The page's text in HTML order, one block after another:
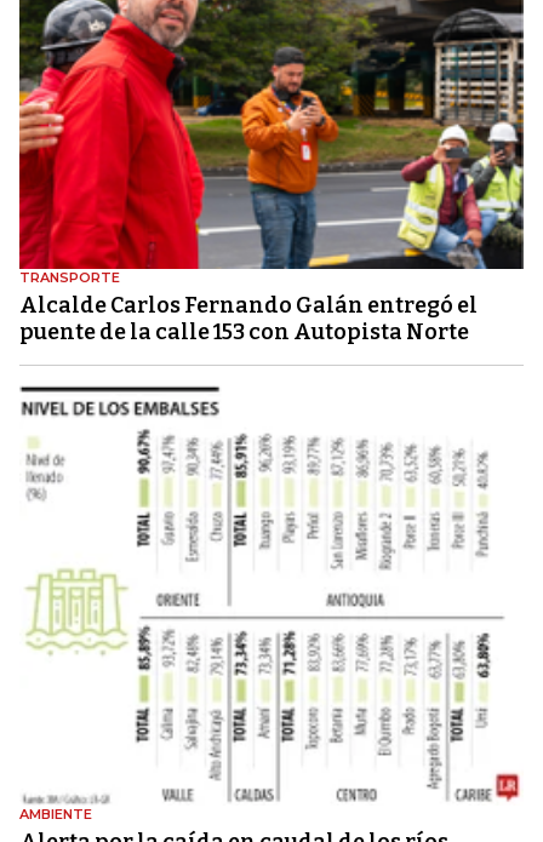
TRANSPORTE
Alcalde Carlos Fernando Galán entregó el
puente de la calle 153 con Autopista Norte
AMBIENTE